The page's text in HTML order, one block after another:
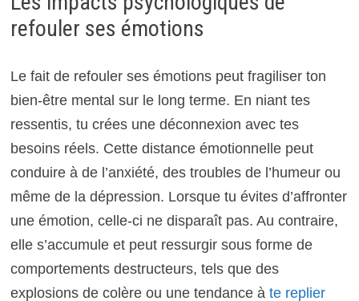
refouler ses émotions
Le fait de refouler ses émotions peut fragiliser ton
bien-être mental sur le long terme. En niant tes
ressentis, tu crées une déconnexion avec tes
besoins réels. Cette distance émotionnelle peut
conduire à de l’anxiété, des troubles de l’humeur ou
même de la dépression. Lorsque tu évites d’affronter
une émotion, celle-ci ne disparaît pas. Au contraire,
elle s’accumule et peut ressurgir sous forme de
comportements destructeurs, tels que des
explosions de colère ou une tendance à te replier